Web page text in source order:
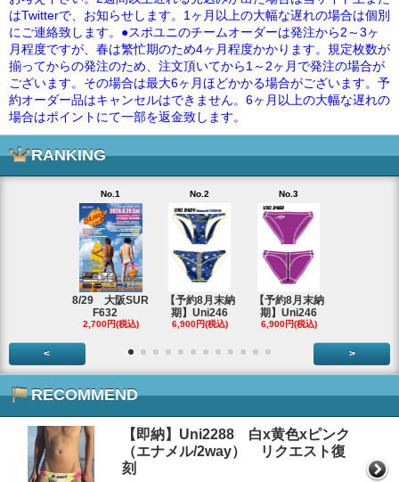
はTwitterで、お知らせします。1ヶ月以上の大幅な遅れの場合は個別
にご連絡致します。●スポユニのチームオーダーは発注から2～3ヶ
月程度ですが、春は繁忙期のため4ヶ月程度かかります。規定枚数が
揃ってからの発注のため、注文頂いてから1～2ヶ月で発注の場合が
ございます。その場合は最大6ヶ月ほどかかる場合がございます。予
約オーダー品はキャンセルはできません。6ヶ月以上の大幅な遅れの
場合はポイントにて一部を返金致します。
RANKING
No.1
8/29 大阪SUR
F632
2,700円(税込)
No.2
【予約8月末納
期】Uni246
6,900円(税込)
No.3
【予約8月末納
期】Uni246
6,900円(税込)
< >
RECOMMEND
【即納】Uni2288 白x黄色xピンク
（エナメル/2way） リクエスト復
刻